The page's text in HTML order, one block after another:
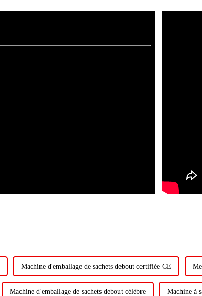
Machine d'emballage de sachets debout certifiée CE
Machine d'emballage de sachets debout célèbre Machine à